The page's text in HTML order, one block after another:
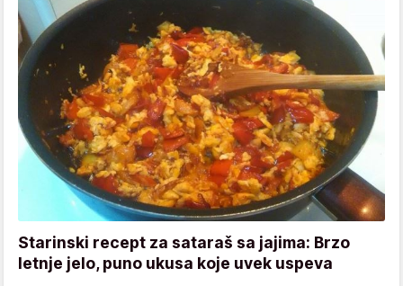
Starinski recept za sataraš sa jajima: Brzo
letnje jelo, puno ukusa koje uvek uspeva